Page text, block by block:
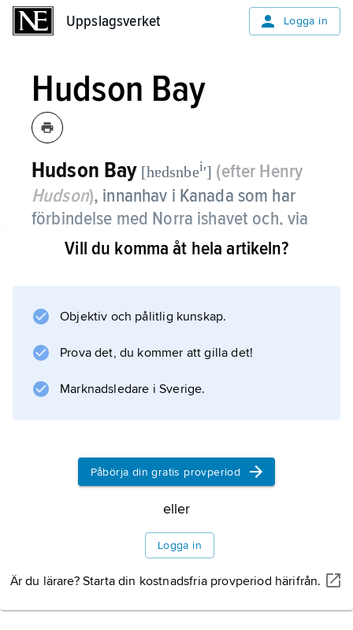
Uppslagsverket Logga in
Hudson Bay
Hudson Bay [hɐdsnbeiʹ] (efter Henry
Hudson), innanhav i Kanada som har
förbindelse med Norra ishavet och, via
Hudsonsundet, med Labradorhavet och
Basin. I södra Hudson Bay ligger
Jamesbukten. Ytan är 520 000 km
2
och medeldjupet omkring 100 m. Vattnet är
under sommaren skiktat. Ytvattnets salthalt är
Information om artikeln
Vill du komma åt hela artikeln?
Objektiv och pålitlig kunskap.
Prova det, du kommer att gilla det!
Marknadsledare i Sverige.
Påbörja din gratis provperiod
eller
Logga in
Är du lärare? Starta din kostnadsfria provperiod härifrån.